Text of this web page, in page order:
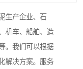
生产企业、石
机车、船舶、造
。我们可以根据
解决方案。服务